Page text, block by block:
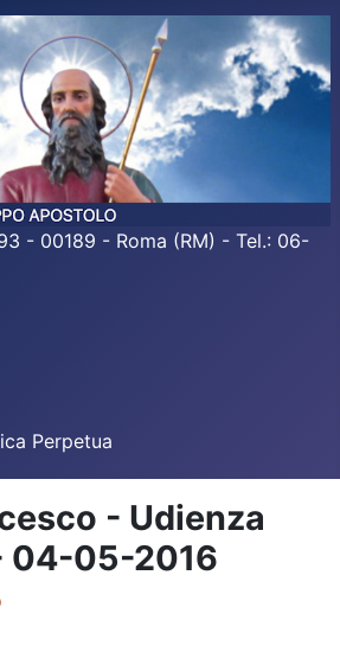
- 00189 - Roma (RM) - Tel.: 06-
Perpetua
- Udienza
04-05-2016